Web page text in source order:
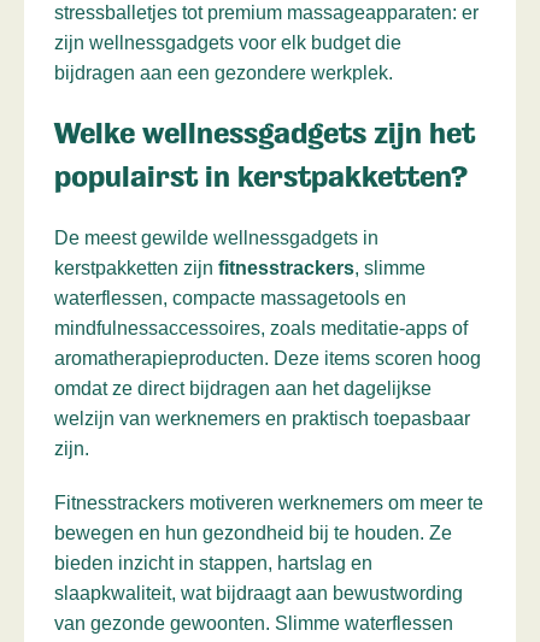
stressballetjes tot premium massageapparaten: er
zijn wellnessgadgets voor elk budget die
bijdragen aan een gezondere werkplek.
Welke wellnessgadgets zijn het
populairst in kerstpakketten?
De meest gewilde wellnessgadgets in
kerstpakketten zijn fitnesstrackers, slimme
waterflessen, compacte massagetools en
mindfulnessaccessoires, zoals meditatie-apps of
aromatherapieproducten. Deze items scoren hoog
omdat ze direct bijdragen aan het dagelijkse
welzijn van werknemers en praktisch toepasbaar
zijn.
Fitnesstrackers motiveren werknemers om meer te
bewegen en hun gezondheid bij te houden. Ze
bieden inzicht in stappen, hartslag en
slaapkwaliteit, wat bijdraagt aan bewustwording
van gezonde gewoonten. Slimme waterflessen